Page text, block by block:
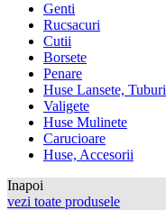
Genti
Rucsacuri
Cutii
Borsete
Penare
Huse Lansete, Tuburi
Valigete
Huse Mulinete
Carucioare
Huse, Accesorii
Inapoi
vezi toate produsele